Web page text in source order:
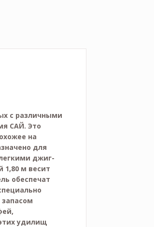
с различными
САЙ. Это
на
для
джиг-
1,80 м весит
обеспечат
удилищ